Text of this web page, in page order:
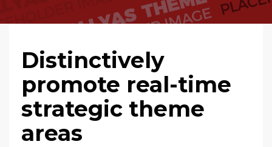
Distinctively
promote real-time
strategic theme
areas